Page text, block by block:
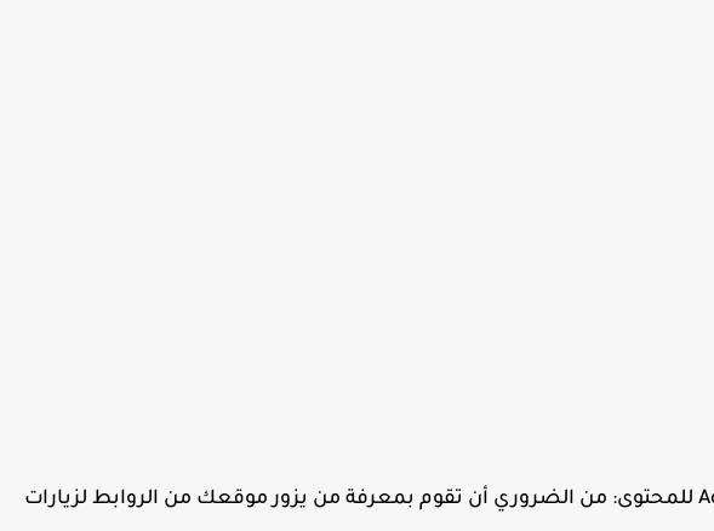
زيارات غير صالحة AdSense للمحتوى: من الضروري أن تقوم بمعرفة من يزور موقعك من الروابط لزيارات